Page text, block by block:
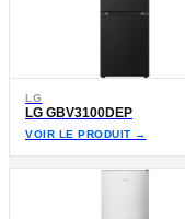
LG
LG GBV3100DEP
VOIR LE PRODUIT →